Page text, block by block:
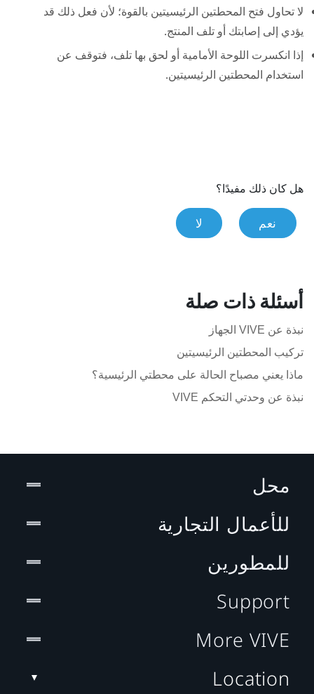
لا تحاول فتح المحطتين الرئيسيتين بالقوة؛ لأن فعل ذلك قد
يؤدي إلى إصابتك أو تلف المنتج.
إذا انكسرت اللوحة الأمامية أو لحق بها تلف، فتوقف عن
استخدام المحطتين الرئيسيتين.
هل كان ذلك مفيدًا؟
نعم لا
أسئلة ذات صلة
نبذة عن VIVE الجهاز
تركيب المحطتين الرئيسيتين
ماذا يعني مصباح الحالة على محطتي الرئيسية؟
نبذة عن وحدتي التحكم VIVE
محل
للأعمال التجارية
للمطورين
Support
More VIVE
Location